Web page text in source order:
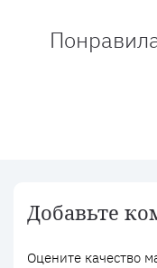
Добавьте
Оцените качество